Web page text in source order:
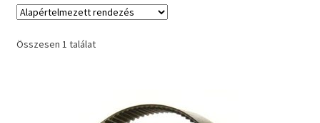
Fiókom
GYIK
Összesen 1 találat